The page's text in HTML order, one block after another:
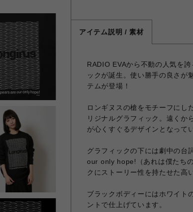
アイテム説明 / 素材
RADIO EVAから不動の人気を
ックが誕生。使い勝手の良さが
テムが登場！
ロンギヌスの槍をモチーフにし
リジナルグラフィック。遠く
が心くすぐるデザインとなって
グラフィックの下には劇中の
our only hope!（あれは僕たち
クにストーリー性を持たせた高
ブラックボディーにはホワイト
ントで仕上げています。